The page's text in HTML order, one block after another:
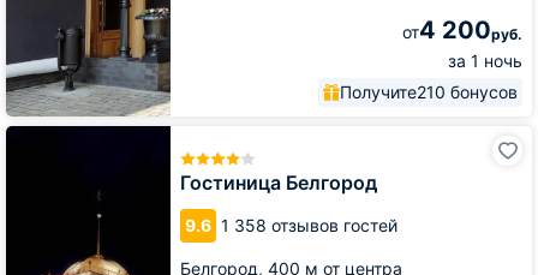
от4 200руб.
за 1 ночь
Получите210 бонусов
Гостиница Белгород
9.6 1 358 отзывов гостей
Белгород, 400 м от центра
Гостиница